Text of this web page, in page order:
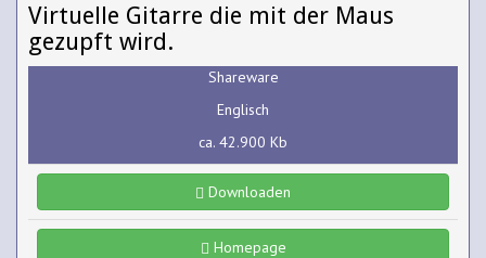
Virtuelle Gitarre die mit der Maus
gezupft wird.
Shareware
Englisch
ca. 42.900 Kb
Downloaden
Homepage